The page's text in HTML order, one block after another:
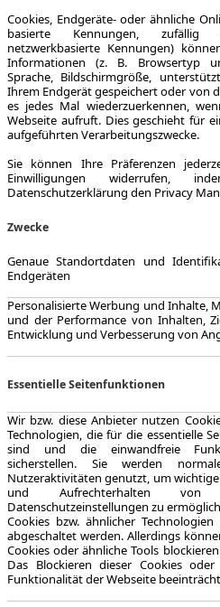
Cookies, Endgeräte- oder ähnliche
basierte Kennungen, zufällig
netzwerkbasierte Kennungen)
Informationen (z. B. Browsertyp
Sprache, Bildschirmgröße,
Ihrem Endgerät gespeichert oder von
es jedes Mal wiederzuerkennen,
Webseite aufruft. Dies geschieht für
aufgeführten Verarbeitungszwecke.
Sie können Ihre Präferenzen
Einwilligungen widerrufen,
Datenschutzerklärung den Privacy
Zwecke
Genaue Standortdaten und
Endgeräten
Personalisierte Werbung und Inhalte,
und der Performance von Inhalten,
Entwicklung und Verbesserung von
Essentielle Seitenfunktionen
Wir bzw. diese Anbieter nutzen
Technologien, die für die essentielle
sind und die einwandfreie
sicherstellen. Sie werden
Nutzeraktivitäten genutzt, um
und Aufrechterhalten von
Datenschutzeinstellungen zu
Cookies bzw. ähnlicher
abgeschaltet werden. Allerdings
Cookies oder ähnliche Tools
Das Blockieren dieser Cookies
Funktionalität der Webseite